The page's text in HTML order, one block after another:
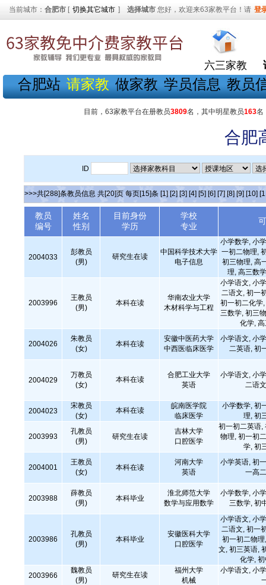
当前城市： 合肥市 [ 切换其它城市 ] 选择城市 您好，欢迎来63家教平台！请 登
六三家教
合肥站 请家教 做家教 学员信息 教员
目前，63家教平台在册教员3809名，其中明星教员163名
合肥
ID
>>>共[288]条教员信息 共[20]页 每页[15]条 [1] [2] [3] [4] [5] [6] [7] [8] [9] [10]
教员
编号
姓名
性别
目前身份
学历
学校
专业
2004033
彭教员
(男)
研究生在读
中国科学技术大学
电子信息
小学数学, 小
一初二物理,
初三物理, 高
理, 高三数
2003996
王教员
(男)
本科在读
华南农业大学
木材科学与工程
小学语文, 小
二语文, 初一
初一初二化学
三数学, 初三
化学,
2004026
朱教员
(女)
本科在读
安徽中医药大学
中西医临床医学
小学语文, 小
二英语, 初
2004029
万教员
(女)
本科在读
合肥工业大学
英语
小学语文, 小
二语
2004023
宋教员
(女)
本科在读
皖南医学院
临床医学
小学数学, 初
理, 初
2003993
孔教员
(男)
研究生在读
吉林大学
口腔医学
初一初二英语,
物理, 初一初
学, 初
2004001
王教员
(女)
本科在读
河南大学
英语
小学英语, 初
一高
2003988
薛教员
(男)
本科毕业
淮北师范大学
数学与应用数学
小学数学, 小
三数学, 初
2003986
孔教员
(男)
本科毕业
安徽医科大学
口腔医学
小学语文, 小
二语文, 初一
初一初二物
文, 初三英语,
化学,
2003966
魏教员
(男)
研究生在读
福州大学
机械
小学语文, 小